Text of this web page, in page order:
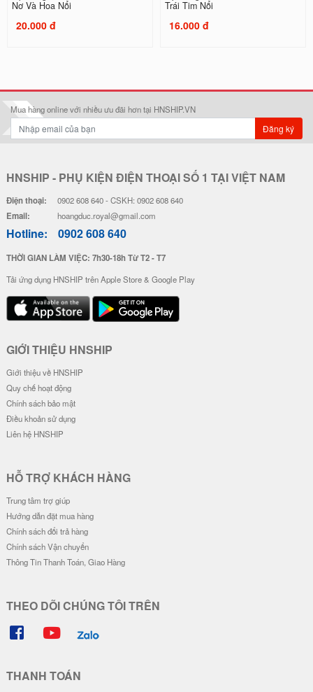
Nơ Và Hoa Nổi
20.000 đ
Trái Tim Nổi
16.000 đ
Mua hàng online với nhiều ưu đãi hơn tại HNSHIP.VN
Đăng ký
HNSHIP - PHỤ KIỆN ĐIỆN THOẠI SỐ 1 TẠI VIỆT NAM
Điện thoại: 0902 608 640 - CSKH: 0902 608 640
Email: hoangduc.royal@gmail.com
Hotline: 0902 608 640
THỜI GIAN LÀM VIỆC: 7h30-18h Từ T2 - T7
Tải ứng dụng HNSHIP trên Apple Store & Google Play
GIỚI THIỆU HNSHIP
Giới thiệu về HNSHIP
Quy chế hoạt động
Chính sách bảo mật
Điều khoản sử dụng
Liên hệ HNSHIP
HỖ TRỢ KHÁCH HÀNG
Trung tâm trợ giúp
Hướng dẫn đặt mua hàng
Chính sách đổi trả hàng
Chính sách Vận chuyển
Thông Tin Thanh Toán, Giao Hàng
THEO DÕI CHÚNG TÔI TRÊN
THANH TOÁN